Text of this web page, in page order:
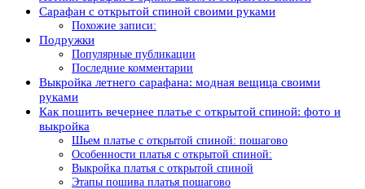
Сарафан с открытой спиной своими руками
Похожие записи:
Подружки
Популярные публикации
Последние комментарии
Выкройка летнего сарафана: модная вещица своими
руками
Как пошить вечернее платье с открытой спиной: фото и
выкройка
Шьем платье с открытой спиной: пошагово
Особенности платья с открытой спиной:
Выкройка платья с открытой спиной
Этапы пошива платья пошагово